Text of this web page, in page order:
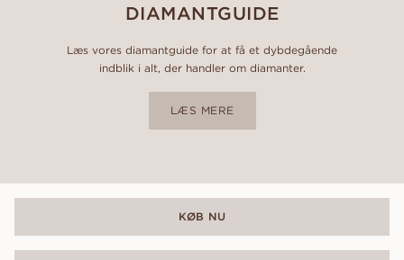
DIAMANTGUIDE
Læs vores diamantguide for at få et dybdegående
indblik i alt, der handler om diamanter.
LÆS MERE
KØB NU